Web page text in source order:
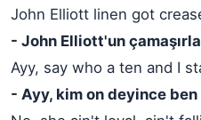
John Elliott linen got
- John Elliott'un
Ayy, say who a ten and I
- Ayy, kim on deyince